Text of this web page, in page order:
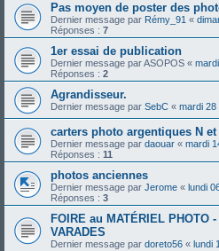
Pas moyen de poster des
Dernier message par Rémy_91 «
Réponses : 7
1er essai de publication
Dernier message parASOPOS «
Réponses : 2
Agrandisseur.
Dernier message par SebC « mardi 28
carters photo argentiques N et
Dernier message par daouar « mardi
Réponses : 11
photos anciennes
Dernier message par Jerome « lundi
Réponses : 3
FOIRE au MATÉRIEL PHOTO
VARADES
Dernier message par doreto56 « lundi